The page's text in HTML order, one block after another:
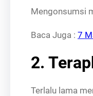
Mengonsumsi
Baca Juga : 7
2.
Terlalu lama